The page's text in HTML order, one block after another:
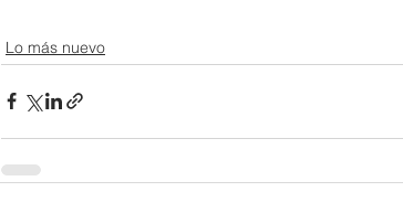
Lo más nuevo